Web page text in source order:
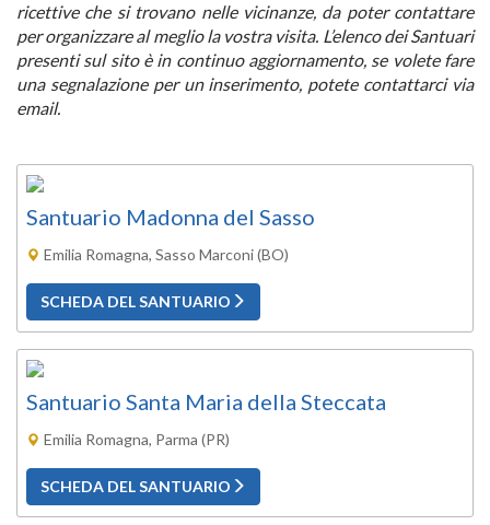
ricettive che si trovano nelle vicinanze, da poter contattare
per organizzare al meglio la vostra visita. L’elenco dei Santuari
presenti sul sito è in continuo aggiornamento, se volete fare
una segnalazione per un inserimento, potete contattarci via
email.
Santuario Madonna del Sasso
Emilia Romagna, Sasso Marconi (BO)
SCHEDA DEL SANTUARIO
Santuario Santa Maria della Steccata
Emilia Romagna, Parma (PR)
SCHEDA DEL SANTUARIO